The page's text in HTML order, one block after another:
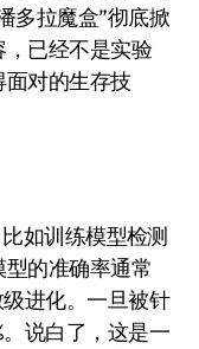
多拉魔盒”彻底掀
已经不是实验
对的生存技
如训练模型检测
的准确率通常
进化。一旦被针
说白了，这是一